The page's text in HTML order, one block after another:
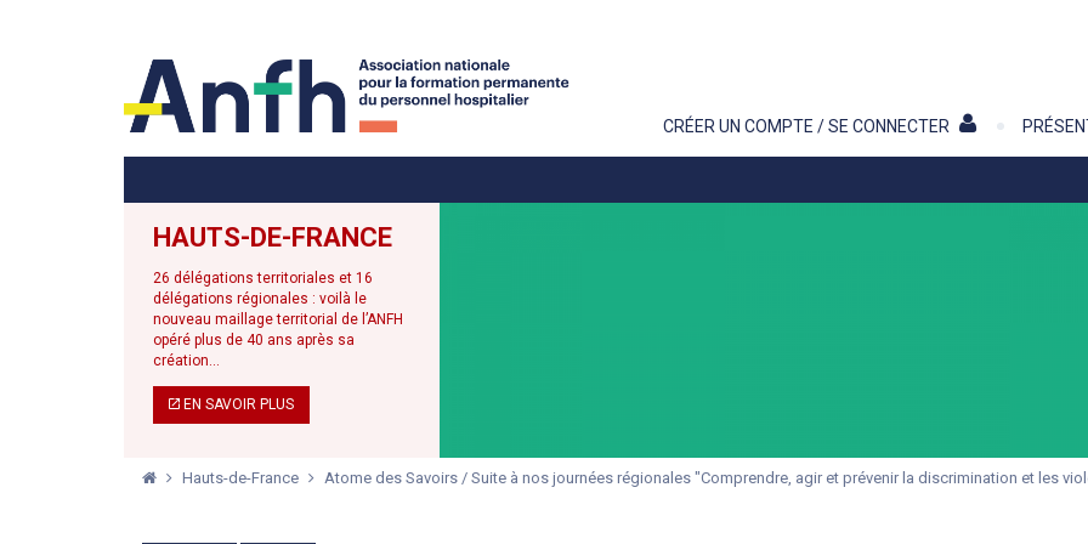
CRÉER UN COMPTE / SE CONNECTER
HAUTS-DE-FRANCE
26 délégations territoriales et 16
délégations régionales : voilà le
nouveau maillage territorial de l’ANFH
opéré plus de 40 ans après sa
création...
EN SAVOIR PLUS
Hauts-de-France Atome des Savoirs / Suite à nos journées régionales "Comprendre, agir et prévenir la discrimination et les